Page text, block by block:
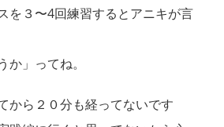
を３〜4回練習するとアニキが言
か」ってね。
から２０分も経ってないです